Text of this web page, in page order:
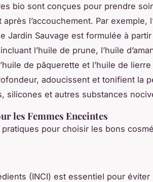
bio sont conçues pour prendre
l’accouchement. Par exemple,
Jardin Sauvage est formulée à
l’huile de prune, l’huile
de pâquerette et l’huile de
adoucissent et tonifient la
silicones et autres substances
les Femmes Enceintes
pour choisir les bons
(INCI) est essentiel pour éviter